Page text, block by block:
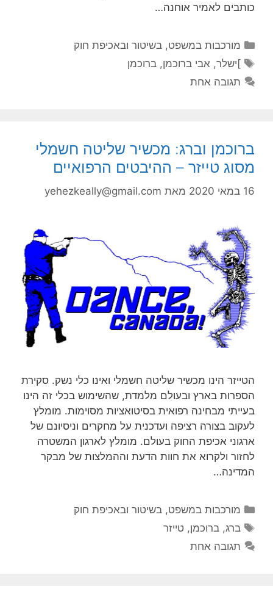
כותבים לאמיר אוחנה…
קטגוריות
מורכבות במשפט, בשיטור ובאכיפת חוק
תגיות
]ישלר, אבי ברוכמן,ברוכמן
תגובה אחת
ברוכמן וברג: מכשיר שליטה חשמלי
מסוג טייזר – ההיבטים הרפואיים
16 במאי 2020 מאת yehezkeally@gmail.com
הטייזר הינו מכשיר שליטה חשמלי ואינו כלי נשק. סקירת
הספרות בארץ ובעולם מלמדת, שהשימוש בכלי זה הינו
בעייתי מבחינה רפואית בסיטואציות מסוימות. מומלץ
לעקוב בצורה רציפה ועדכנית על מחקרים וניסיונם של
ארגוני אכיפת החוק בעולם. מומלץ לארגון המשטרה
לחזור ולקרוא את חוות הדעת וההמלצות של מבקר
המדינה…
קטגוריות
מורכבות במשפט, בשיטור ובאכיפת חוק
תגיות
ברג,ברוכמן,טייזר
תגובה אחת